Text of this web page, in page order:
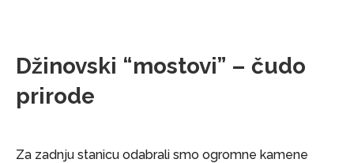
Džinovski “mostovi” – čudo
prirode
Za zadnju stanicu odabrali smo ogromne kamene